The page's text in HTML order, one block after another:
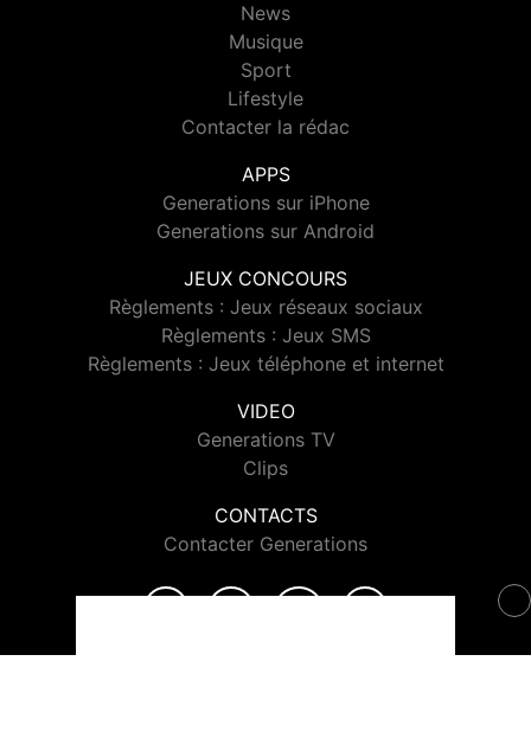
News
Musique
Sport
Lifestyle
Contacter la rédac
APPS
Generations sur iPhone
Generations sur Android
JEUX CONCOURS
Règlements : Jeux réseaux sociaux
Règlements : Jeux SMS
Règlements : Jeux téléphone et internet
VIDEO
Generations TV
Clips
CONTACTS
Contacter Generations